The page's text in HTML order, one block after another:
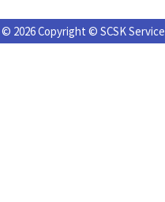
© 2026 Copyright © SCSK